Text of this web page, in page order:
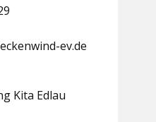
ev.de
Kita Edlau